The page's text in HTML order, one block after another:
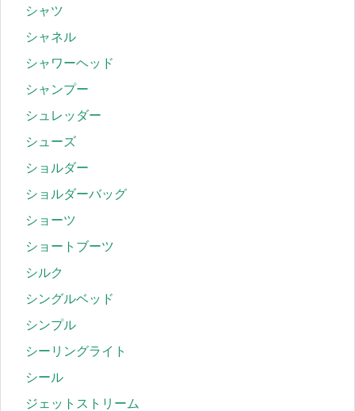
シャツ
シャネル
シャワーヘッド
シャンプー
シュレッダー
シューズ
ショルダー
ショルダーバッグ
ショーツ
ショートブーツ
シルク
シングルベッド
シンプル
シーリングライト
シール
ジェットストリーム